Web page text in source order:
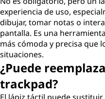
experiencia de uso,
dibujar, tomar notas o
pantalla. Es una
más cómoda y precisa que
situaciones.
¿Puede
trackpad?